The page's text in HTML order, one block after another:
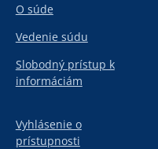
O súde
Vedenie súdu
Slobodný prístup k
informáciám
Vyhlásenie o
prístupnosti